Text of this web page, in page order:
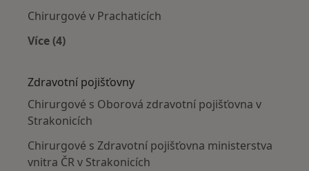
Chirurgové v Prachaticích
Více (4)
Zdravotní pojišťovny
Chirurgové s Oborová zdravotní pojišťovna v
Strakonicích
Chirurgové s Zdravotní pojišťovna ministerstva
vnitra ČR v Strakonicích